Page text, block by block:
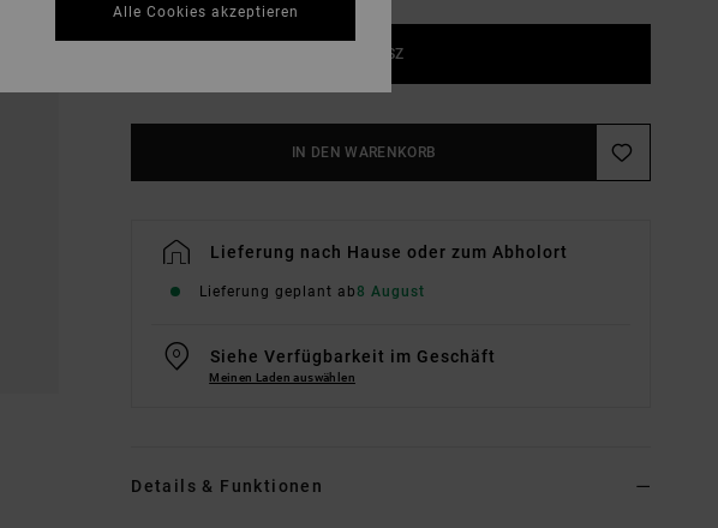
1SZ
IN DEN WARENKORB
Lieferung nach Hause oder zum Abholort
Lieferung geplant ab8 August
Siehe Verfügbarkeit im Geschäft
Meinen Laden auswählen
Details & Funktionen
Alle Cookies akzeptieren